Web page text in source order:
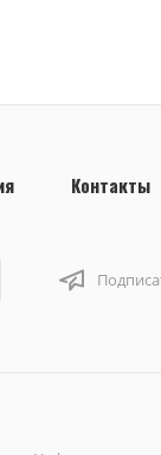
Контакты